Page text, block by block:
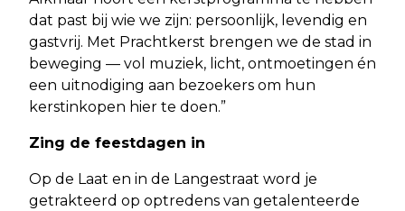
dat past bij wie we zijn: persoonlijk, levendig en
gastvrij. Met Prachtkerst brengen we de stad in
beweging — vol muziek, licht, ontmoetingen én
een uitnodiging aan bezoekers om hun
kerstinkopen hier te doen.”
Zing de feestdagen in
Op de Laat en in de Langestraat word je
getrakteerd op optredens van getalenteerde